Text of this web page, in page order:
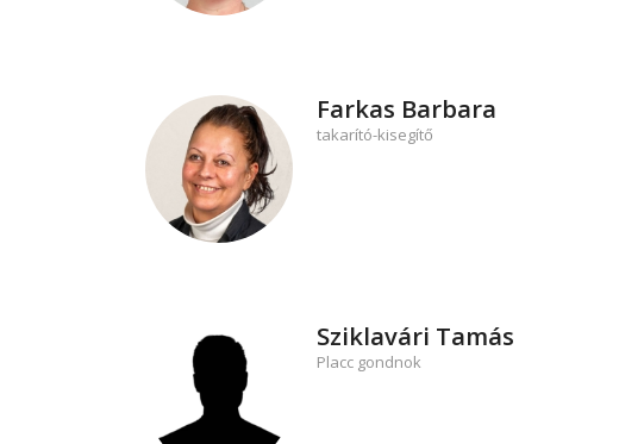
Farkas Barbara
takarító-kisegítő
Sziklavári Tamás
Placc gondnok